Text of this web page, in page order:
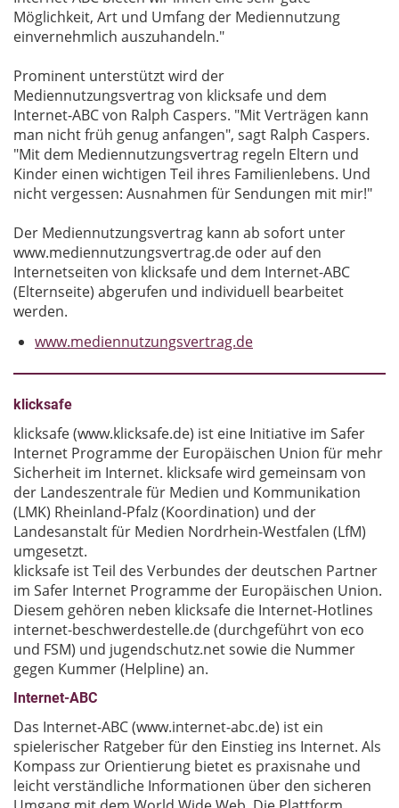
Möglichkeit, Art und Umfang der Mediennutzung
einvernehmlich auszuhandeln."
Prominent unterstützt wird der
Mediennutzungsvertrag von klicksafe und dem
Internet-ABC von Ralph Caspers. "Mit Verträgen kann
man nicht früh genug anfangen", sagt Ralph Caspers.
"Mit dem Mediennutzungsvertrag regeln Eltern und
Kinder einen wichtigen Teil ihres Familienlebens. Und
nicht vergessen: Ausnahmen für Sendungen mit mir!"
Der Mediennutzungsvertrag kann ab sofort unter
www.mediennutzungsvertrag.de oder auf den
Internetseiten von klicksafe und dem Internet-ABC
(Elternseite) abgerufen und individuell bearbeitet
werden.
www.mediennutzungsvertrag.de
klicksafe
klicksafe (www.klicksafe.de) ist eine Initiative im Safer
Internet Programme der Europäischen Union für mehr
Sicherheit im Internet. klicksafe wird gemeinsam von
der Landeszentrale für Medien und Kommunikation
(LMK) Rheinland-Pfalz (Koordination) und der
Landesanstalt für Medien Nordrhein-Westfalen (LfM)
umgesetzt.
klicksafe ist Teil des Verbundes der deutschen Partner
im Safer Internet Programme der Europäischen Union.
Diesem gehören neben klicksafe die Internet-Hotlines
internet-beschwerdestelle.de (durchgeführt von eco
und FSM) und jugendschutz.net sowie die Nummer
gegen Kummer (Helpline) an.
Internet-ABC
Das Internet-ABC (www.internet-abc.de) ist ein
spielerischer Ratgeber für den Einstieg ins Internet. Als
Kompass zur Orientierung bietet es praxisnahe und
leicht verständliche Informationen über den sicheren